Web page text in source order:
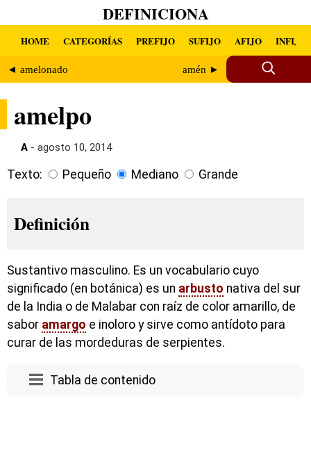
DEFINICIONA
HOME CATEGORÍAS PREFIJO SUFIJO AFIJO INFIJO
◄ amelonado amén ►
amelpo
A - agosto 10, 2014
Texto: Pequeño Mediano Grande
Definición
Sustantivo masculino. Es un vocabulario cuyo
significado (en botánica) es un arbusto nativa del sur
de la India o de Malabar con raíz de color amarillo, de
sabor amargo e inoloro y sirve como antídoto para
curar de las mordeduras de serpientes.
Tabla de contenido